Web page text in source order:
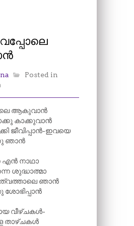
Posted in
ആകുവാൻ
കാക്കുവാൻ
ജീവിപ്പാൻ-ഇവയെ
ഞാൻ
എൻ നാഥാ
ശുദ്ധാത്മാ
ഞാൻ
ശോഭിപ്പാൻ
വീഴ്ചകൾ-
താഴ്ചകൾ